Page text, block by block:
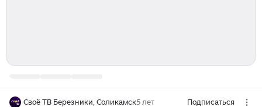
Своё ТВ Березники, Соликамск5 лет Подписаться